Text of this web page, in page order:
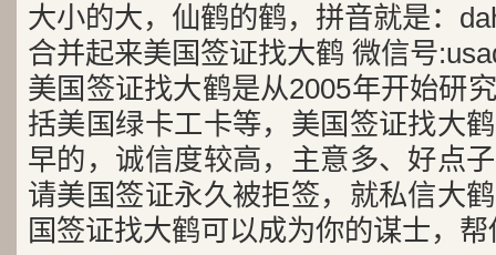
大小的大，仙鹤的鹤，拼音就是：
合并起来美国签证找大鹤 微信号
美国签证找大鹤是从2005年开始研
括美国绿卡工卡等，美国签证找大
早的，诚信度较高，主意多、好点
请美国签证永久被拒签，就私信大
国签证找大鹤可以成为你的谋士，